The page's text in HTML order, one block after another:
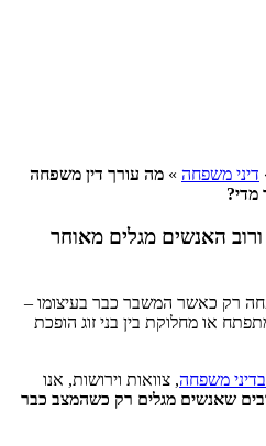
דיני משפחה » מה עורך דין משפחה
מדי?
האנשים מגלים מאוחר
רק כאשר המשבר כבר בעיצומו –
או מחלוקת בין בני זוג הופכת
משפחה, צוואות וירושות, אנו
שאנשים מגלים רק כשהמצב כבר